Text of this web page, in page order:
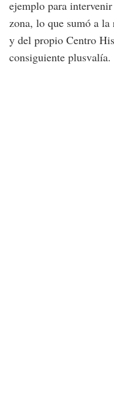
ejemplo para
zona, lo que sumó a
y del propio Centro
consiguiente plusvalía.